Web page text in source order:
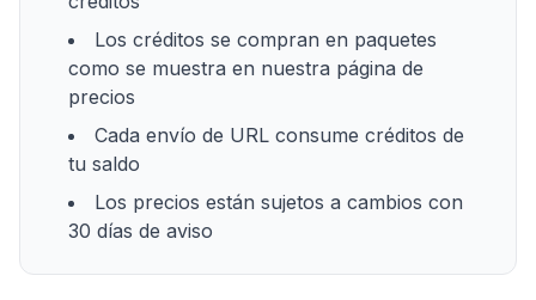
Los créditos se compran en paquetes
como se muestra en nuestra página de
precios
Cada envío de URL consume créditos de
tu saldo
Los precios están sujetos a cambios con
30 días de aviso